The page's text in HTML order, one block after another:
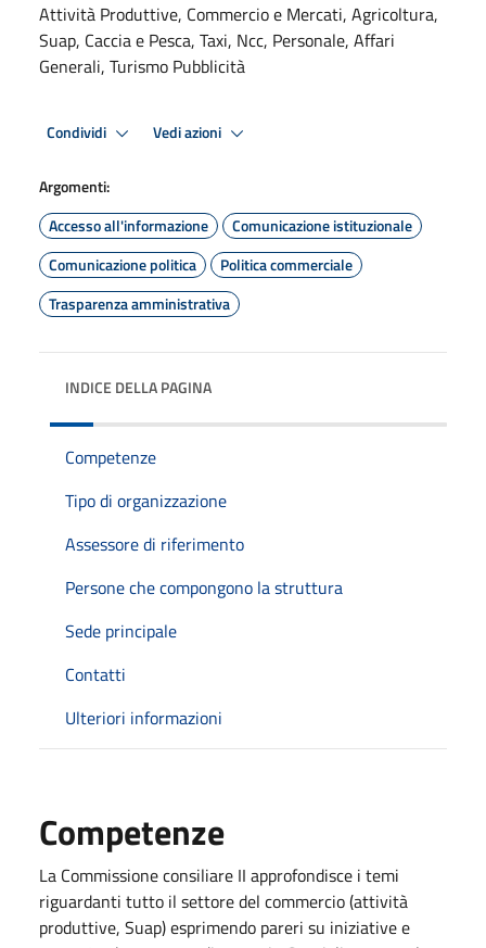
Attività Produttive, Commercio e Mercati, Agricoltura,
Suap, Caccia e Pesca, Taxi, Ncc, Personale, Affari
Generali, Turismo Pubblicità
Condividi Vedi azioni
Argomenti:
Accesso all'informazione
Comunicazione istituzionale
Comunicazione politica
Politica commerciale
Trasparenza amministrativa
INDICE DELLA PAGINA
Competenze
Tipo di organizzazione
Assessore di riferimento
Persone che compongono la struttura
Sede principale
Contatti
Ulteriori informazioni
Competenze
La Commissione consiliare II approfondisce i temi
riguardanti tutto il settore del commercio (attività
produttive, Suap) esprimendo pareri su iniziative e